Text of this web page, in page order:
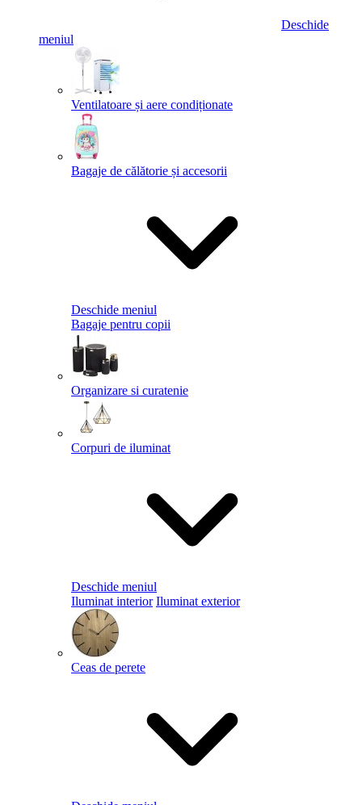
Deschide
meniul
Ventilatoare și aere condiționate
Bagaje de călătorie și accesorii
Deschide meniul
Bagaje pentru copii
Organizare si curatenie
Corpuri de iluminat
Deschide meniul
Iluminat interior Iluminat exterior
Ceas de perete